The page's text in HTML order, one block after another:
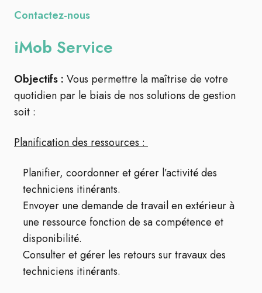
Contactez-nous
iMob Service
Objectifs : Vous permettre la maîtrise de votre
quotidien par le biais de nos solutions de gestion
soit :
Planification des ressources :
Planifier, coordonner et gérer l’activité des
techniciens itinérants.
Envoyer une demande de travail en extérieur à
une ressource fonction de sa compétence et
disponibilité.
Consulter et gérer les retours sur travaux des
techniciens itinérants.